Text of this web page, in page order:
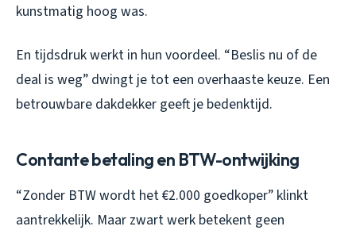
kunstmatig hoog was.
En tijdsdruk werkt in hun voordeel. “Beslis nu of de
deal is weg” dwingt je tot een overhaaste keuze. Een
betrouwbare dakdekker geeft je bedenktijd.
Contante betaling en BTW-ontwijking
“Zonder BTW wordt het €2.000 goedkoper” klinkt
aantrekkelijk. Maar zwart werk betekent geen